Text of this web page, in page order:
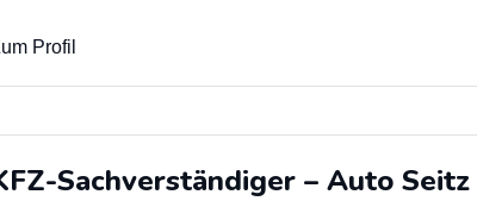
Profil
Sachverständiger – Auto Seitz